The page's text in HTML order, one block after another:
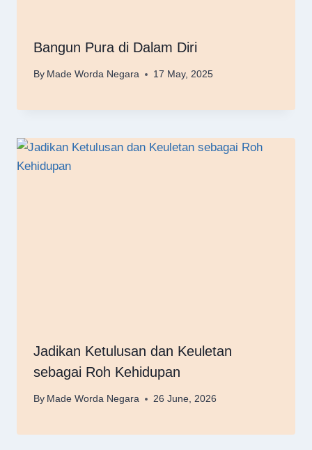
Bangun Pura di Dalam Diri
By Made Worda Negara 17 May, 2025
Jadikan Ketulusan dan Keuletan
sebagai Roh Kehidupan
By Made Worda Negara 26 June, 2026